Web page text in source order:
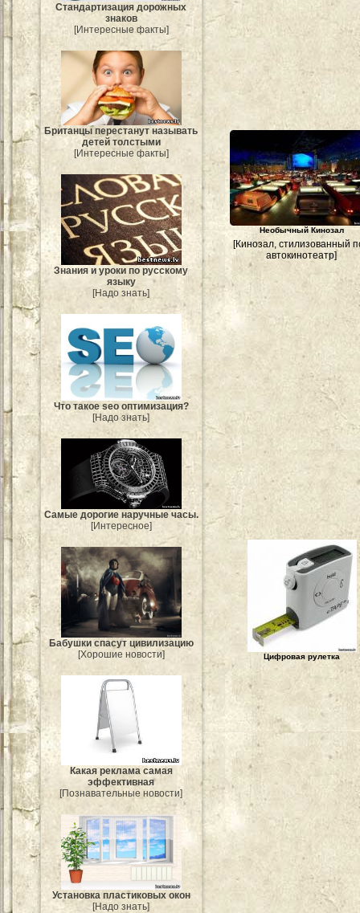
Стандартизация дорожных
знаков
[Интересные факты]
Британцы перестанут называть
детей толстыми
[Интересные факты]
Знания и уроки по русскому
языку
[Надо знать]
Что такое seo оптимизация?
[Надо знать]
Самые дорогие наручные часы.
[Интересное]
Бабушки спасут цивилизацию
[Хорошие новости]
Какая реклама самая
эффективная
[Познавательные новости]
Установка пластиковых окон
[Надо знать]
Необычный Кинозал
[Кинозал, стилизованный
автокинотеатр]
Цифровая рулетка